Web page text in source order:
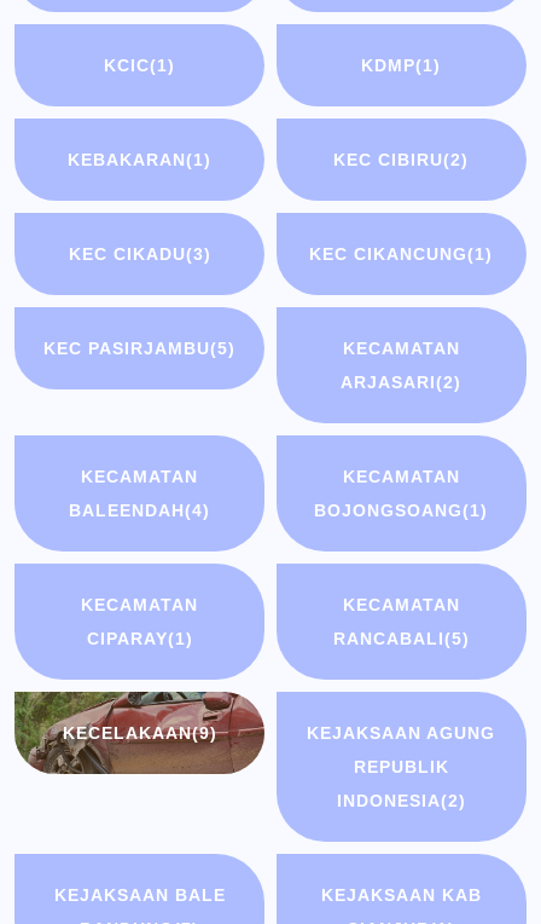
KCIC(1) KDMP(1)
KEBAKARAN(1) KEC CIBIRU(2)
KEC CIKADU(3) KEC CIKANCUNG(1)
KEC PASIRJAMBU(5)
KECAMATAN
ARJASARI(2)
KECAMATAN
BALEENDAH(4)
KECAMATAN
BOJONGSOANG(1)
KECAMATAN
CIPARAY(1)
KECAMATAN
RANCABALI(5)
KECELAKAAN(9)
KEJAKSAAN AGUNG
REPUBLIK
INDONESIA(2)
KEJAKSAAN BALE
KEJAKSAAN KAB